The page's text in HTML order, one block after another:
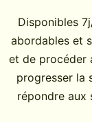
Disponibles
abordables et
et de procéder
progresser la
répondre aux